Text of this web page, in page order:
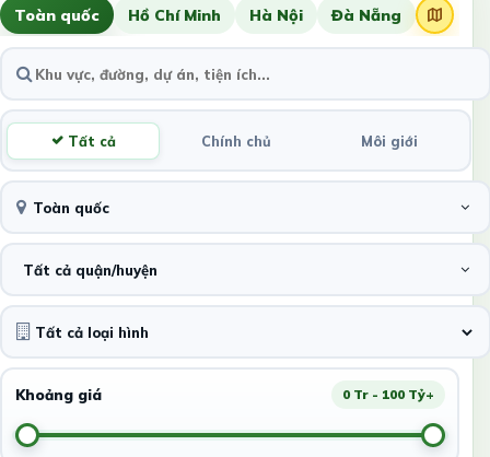
Toàn quốc Hồ Chí Minh Hà Nội Đà Nẵng
Tất cả Chính chủ Môi giới
Toàn quốc
Tất cả quận/huyện
Khoảng giá 0 Tr - 100 Tỷ+